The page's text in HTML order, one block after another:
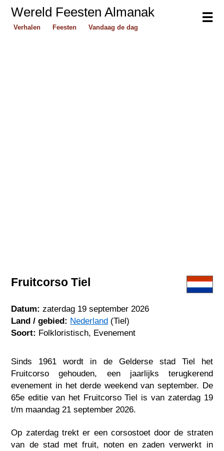
☰
Wereld Feesten Almanak
Verhalen Feesten Vandaag de dag
Fruitcorso Tiel
Datum: zaterdag 19 september 2026
Land / gebied: Nederland (Tiel)
Soort: Folkloristisch, Evenement
Sinds 1961 wordt in de Gelderse stad Tiel het
Fruitcorso gehouden, een jaarlijks terugkerend
evenement in het derde weekend van september. De
65e editie van het Fruitcorso Tiel is van zaterdag 19
t/m maandag 21 september 2026.
Op zaterdag trekt er een corsostoet door de straten
van de stad met fruit, noten en zaden verwerkt in